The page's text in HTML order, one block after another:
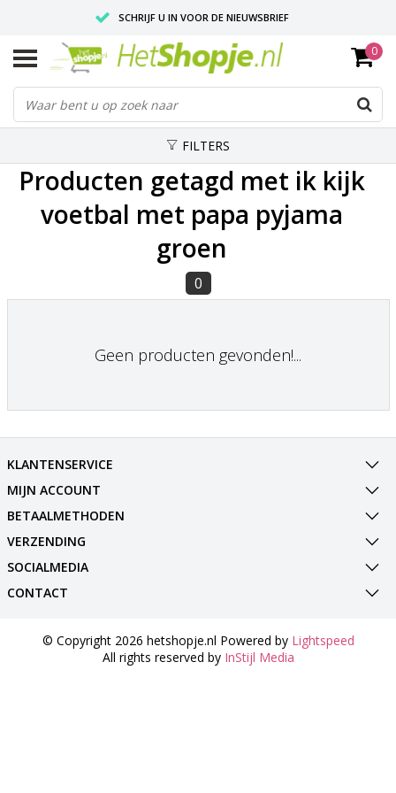
SCHRIJF U IN VOOR DE NIEUWSBRIEF
VOOR 18:00 BESTELD, IS ZELFDE DAG VERZONDEN
UITSTEKENDE PASVORM
0
FILTERS
Producten getagd met ik kijk
voetbal met papa pyjama
groen
0
Geen producten gevonden!...
KLANTENSERVICE
MIJN ACCOUNT
BETAALMETHODEN
VERZENDING
SOCIALMEDIA
CONTACT
© Copyright 2026 hetshopje.nl Powered by Lightspeed
All rights reserved by InStijl Media